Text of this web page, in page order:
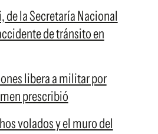
de la Secretaría Nacional
de tránsito en
libera a militar por
prescribió
volados y el muro del